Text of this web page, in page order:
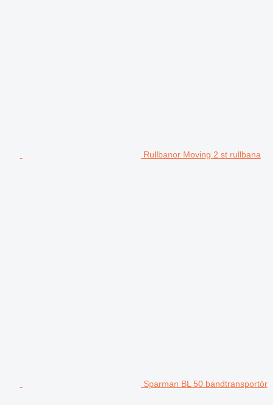
Rullbanor Moving 2 st rullbana
Sparman BL 50 bandtransportör